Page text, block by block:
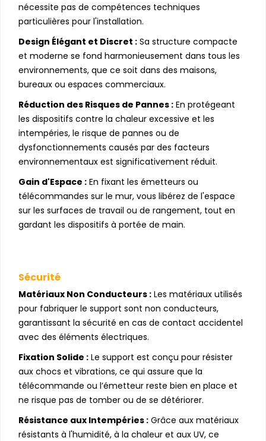
nécessite pas de compétences techniques
particulières pour l'installation.
Design Élégant et Discret : Sa structure compacte
et moderne se fond harmonieusement dans tous les
environnements, que ce soit dans des maisons,
bureaux ou espaces commerciaux.
Réduction des Risques de Pannes : En protégeant
les dispositifs contre la chaleur excessive et les
intempéries, le risque de pannes ou de
dysfonctionnements causés par des facteurs
environnementaux est significativement réduit.
Gain d'Espace : En fixant les émetteurs ou
télécommandes sur le mur, vous libérez de l'espace
sur les surfaces de travail ou de rangement, tout en
gardant les dispositifs à portée de main.
Sécurité
Matériaux Non Conducteurs : Les matériaux utilisés
pour fabriquer le support sont non conducteurs,
garantissant la sécurité en cas de contact accidentel
avec des éléments électriques.
Fixation Solide : Le support est conçu pour résister
aux chocs et vibrations, ce qui assure que la
télécommande ou l’émetteur reste bien en place et
ne risque pas de tomber ou de se détériorer.
Résistance aux Intempéries : Grâce aux matériaux
résistants à l'humidité, à la chaleur et aux UV, ce